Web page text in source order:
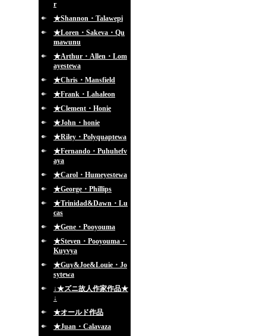
r
★Shannon・Talawepi
★Loren・Sakeva・Qu
mawunu
★Arthur・Allen・Lom
ayestewa
★Chris・Mansfield
★Frank・Lahaleon
★Clement・Honie
★John・honie
★Riley・Polyquaptewa
★Fernando・Puhuhefv
aya
★Carol・Humeyestewa
★George・Phillips
★Trinidad&Dawn・Lu
cas
★Gene・Pooyouma
★Steven・Pooyouma・
Kuyvya
★Guy&Joe&Louie・Jo
sytewa
↓★ズニ故人作家作品★
↓
★オールド作品
★Juan・Calavaza